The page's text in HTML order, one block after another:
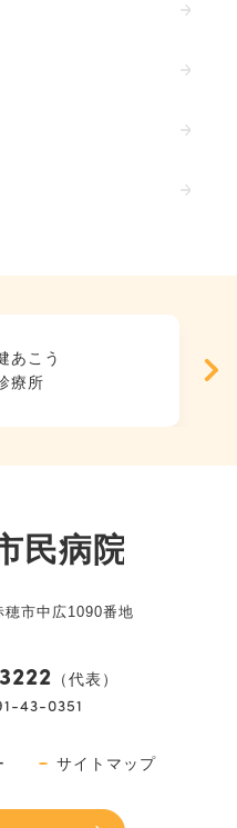
あこう
療所
市中広1090番地
（代表）
43-0351
サイトマップ